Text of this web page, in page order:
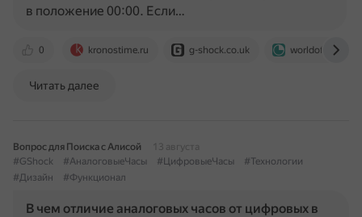
0 kronostime.ru g-shock.co.uk worldofwatch.ru
в положение 00:00. Если…
Читать далее
Вопрос для Поиска с Алисой
13 августа
#GShock
#АналоговыеЧасы #ЦифровыеЧасы
#Технологии
#Дизайн
#Функционал
В чем отличие аналоговых часов от цифровых в